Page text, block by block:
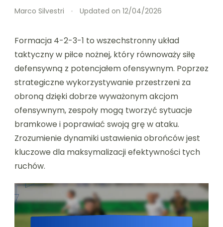
Marco Silvestri Updated on 12/04/2026
Formacja 4-2-3-1 to wszechstronny układ
taktyczny w piłce nożnej, który równoważy siłę
defensywną z potencjałem ofensywnym. Poprzez
strategiczne wykorzystywanie przestrzeni za
obroną dzięki dobrze wyważonym akcjom
ofensywnym, zespoły mogą tworzyć sytuacje
bramkowe i poprawiać swoją grę w ataku.
Zrozumienie dynamiki ustawienia obrońców jest
kluczowe dla maksymalizacji efektywności tych
ruchów.